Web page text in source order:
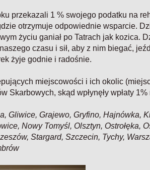
przekazali 1 % swojego podatku na
otrzymuje odpowiednie wsparcie.
życiu ganiał po Tatrach jak kozica.
czasu i sił, aby z nim biegać,
żyje godnie i radośnie.
miejscowości i ich okolic
skąd wpłynęły wpłaty
Gliwice, Grajewo, Gryfino, Hajnówka,
Nowy Tomyśl, Olsztyn, Ostrołęka,
Stargard, Szczecin, Tychy,